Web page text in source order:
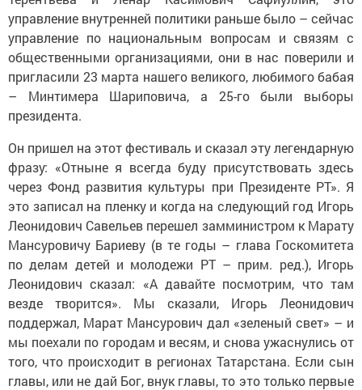
управление внутренней политики раньше было – сейчас
управление по национальным вопросам и связям с
общественными организациями, они в нас поверили и
пригласили 23 марта нашего великого, любимого бабая
– Минтимера Шариповича, а 25-го были выборы
президента.
Он пришел на этот фестиваль и сказал эту легендарную
фразу: «Отныне я всегда буду присутствовать здесь
через Фонд развития культуры при Президенте РТ». Я
это записал на пленку и когда на следующий год Игорь
Леонидович Савельев перешел замминистром к Марату
Мансуровичу Бариеву (в те годы – глава Госкомитета
по делам детей и молодежи РТ – прим. ред.), Игорь
Леонидович сказал: «А давайте посмотрим, что там
везде творится». Мы сказали, Игорь Леонидович
поддержал, Марат Мансурович дал «зеленый свет» – и
мы поехали по городам и весям, и снова ужаснулись от
того, что происходит в регионах Татарстана. Если сын
главы, или не дай Бог, внук главы, то это только первые